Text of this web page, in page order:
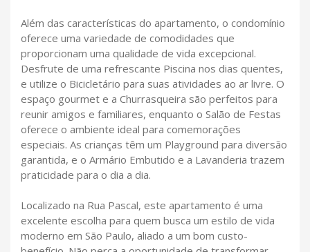
Além das características do apartamento, o condomínio
oferece uma variedade de comodidades que
proporcionam uma qualidade de vida excepcional.
Desfrute de uma refrescante Piscina nos dias quentes,
e utilize o Bicicletário para suas atividades ao ar livre. O
espaço gourmet e a Churrasqueira são perfeitos para
reunir amigos e familiares, enquanto o Salão de Festas
oferece o ambiente ideal para comemorações
especiais. As crianças têm um Playground para diversão
garantida, e o Armário Embutido e a Lavanderia trazem
praticidade para o dia a dia.
Localizado na Rua Pascal, este apartamento é uma
excelente escolha para quem busca um estilo de vida
moderno em São Paulo, aliado a um bom custo-